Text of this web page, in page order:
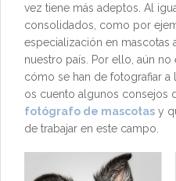
vez tiene más adeptos. Al
consolidados, como por
especialización en mascotas
nuestro país. Por ello, aún
cómo se han de fotografiar a
os cuento algunos consejos
fotógrafo de mascotas y
de trabajar en este campo.